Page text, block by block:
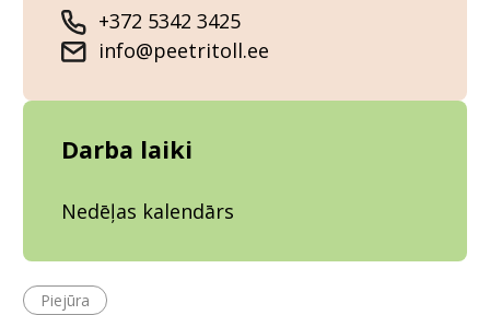
+372 5342 3425
info@peetritoll.ee
Darba laiki
Nedēļas kalendārs
Piejūra